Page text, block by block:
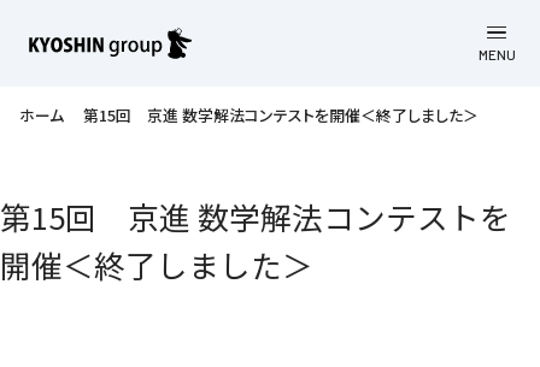
MENU
お知らせ
会社案内
事業一覧
ホーム 第15回 京進 数学解法コンテストを開催＜終了しました＞
第15回 京進 数学解法コンテストを
開催＜終了しました＞